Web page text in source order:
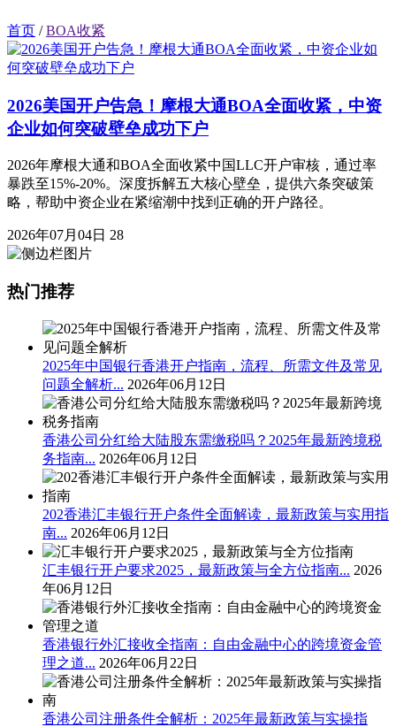
首页 /BOA收紧
2026美国开户告急！摩根大通BOA全面收紧，中资
企业如何突破壁垒成功下户
2026年摩根大通和BOA全面收紧中国LLC开户审核，通过率
暴跌至15%-20%。深度拆解五大核心壁垒，提供六条突破策
略，帮助中资企业在紧缩潮中找到正确的开户路径。
2026年07月04日 28
热门推荐
2025年中国银行香港开户指南，流程、所需文件及常见
问题全解析... 2026年06月12日
香港公司分红给大陆股东需缴税吗？2025年最新跨境税
务指南... 2026年06月12日
202香港汇丰银行开户条件全面解读，最新政策与实用指
南... 2026年06月12日
汇丰银行开户要求2025，最新政策与全方位指南... 2026
年06月12日
香港银行外汇接收全指南：自由金融中心的跨境资金管
理之道... 2026年06月22日
香港公司注册条件全解析：2025年最新政策与实操指